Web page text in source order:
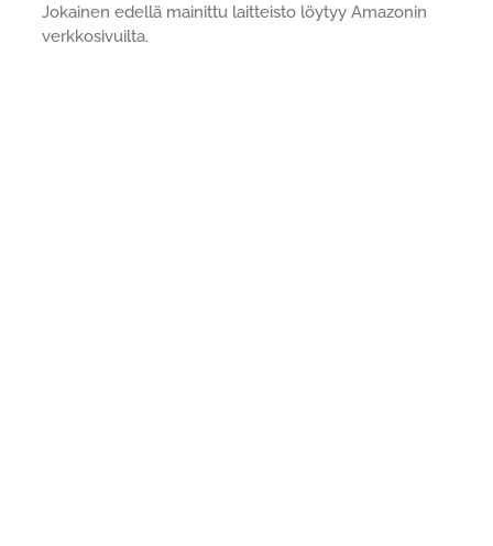
Jokainen edellä mainittu laitteisto löytyy Amazonin
verkkosivuilta.